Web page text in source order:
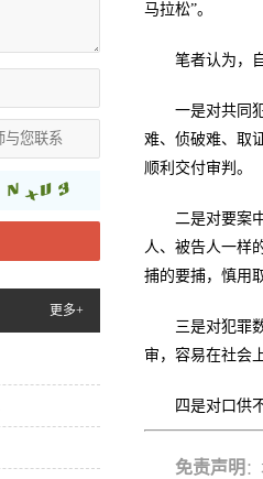
更多+
马拉松”。
笔者认为，
一是对共同
难、侦破难、取
顺利交付审判。
二是对要案
人、被告人一样
捕的要捕，慎用
三是对犯罪
审，容易在社会
四是对口供
免责声明